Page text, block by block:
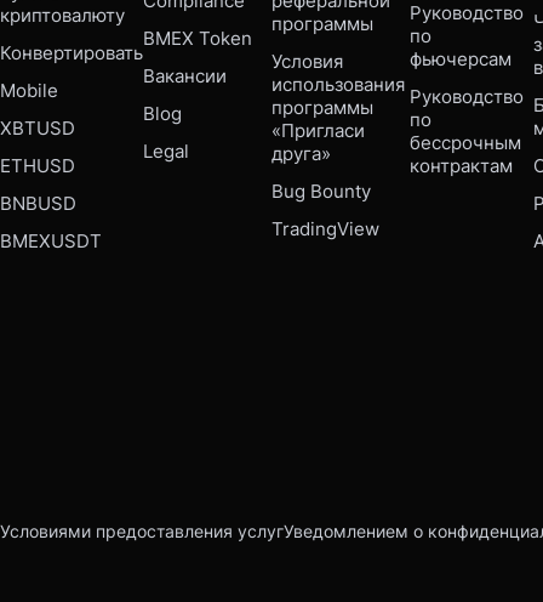
криптовалюту
Конвертировать
Mobile
XBTUSD
ETHUSD
BNBUSD
BMEXUSDT
BMEX Token
Вакансии
Blog
Legal
программы
Условия
использования
программы
«Пригласи
друга»
Bug Bounty
TradingView
Руководство
по
фьючерсам
Руководство
по
бессрочным
контрактам
Условиями предоставления услугУведомлением о